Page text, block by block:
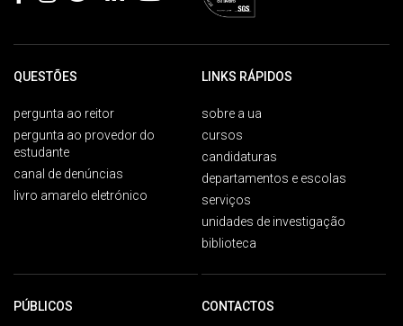
QUESTÕES
pergunta ao reitor
pergunta ao provedor do
estudante
canal de denúncias
livro amarelo eletrónico
LINKS RÁPIDOS
sobre a ua
cursos
candidaturas
departamentos e escolas
serviços
unidades de investigação
biblioteca
PÚBLICOS CONTACTOS